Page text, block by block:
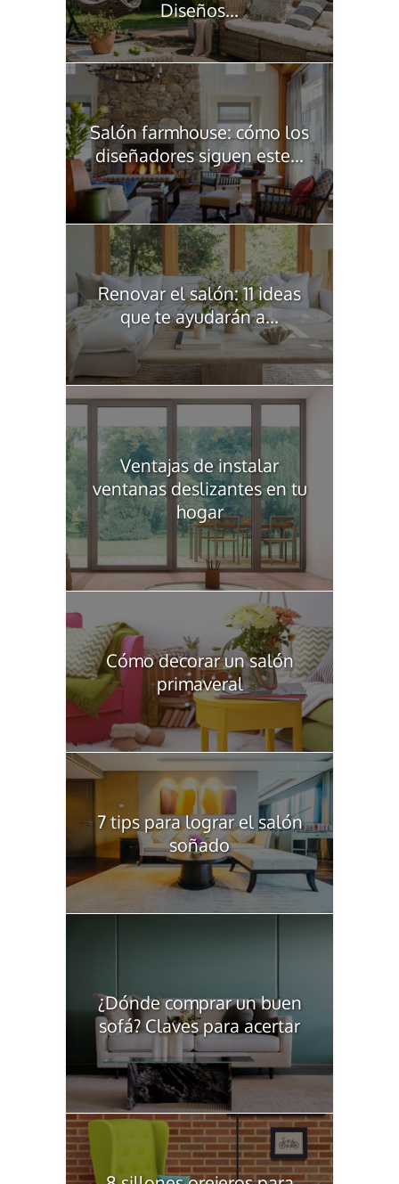
Diseños...
Salón farmhouse: cómo los
diseñadores siguen este...
Renovar el salón: 11 ideas
que te ayudarán a...
Ventajas de instalar
ventanas deslizantes en tu
hogar
Cómo decorar un salón
primaveral
7 tips para lograr el salón
soñado
¿Dónde comprar un buen
sofá? Claves para acertar